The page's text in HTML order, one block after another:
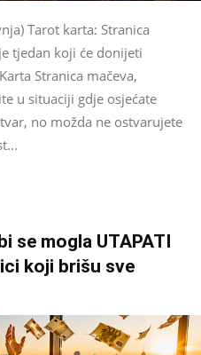
Tarot karta: Stranica
tjedan koji će donijeti
Stranica mačeva,
u situaciji gdje osjećate
no možda ne ostvarujete
se mogla UTAPATI
koji brišu sve